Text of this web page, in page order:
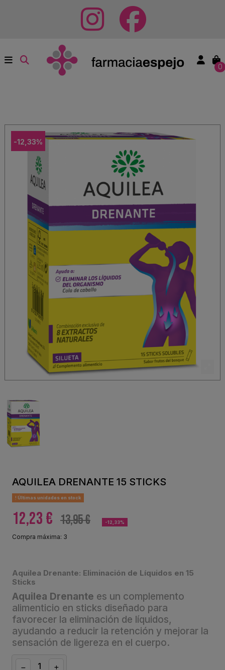
0
-12,33%
AQUILEA DRENANTE 15 STICKS
Últimas unidades en stock
12,23 € 13,95 € -12,33%
Compra máxima: 3
Aquilea Drenante: Eliminación de Líquidos en 15
Sticks
Aquilea Drenante es un complemento
alimenticio en sticks diseñado para
favorecer la eliminación de líquidos,
ayudando a reducir la retención y mejorar la
sensación de ligereza en el cuerpo.